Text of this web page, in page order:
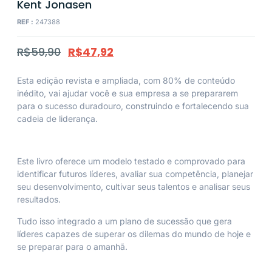
Kent Jonasen
REF : 247388
R$59,90 R$47,92
Esta edição revista e ampliada, com 80% de conteúdo
inédito, vai ajudar você e sua empresa a se prepararem
para o sucesso duradouro, construindo e fortalecendo sua
cadeia de liderança.
Este livro oferece um modelo testado e comprovado para
identificar futuros líderes, avaliar sua competência, planejar
seu desenvolvimento, cultivar seus talentos e analisar seus
resultados.
Tudo isso integrado a um plano de sucessão que gera
líderes capazes de superar os dilemas do mundo de hoje e
se preparar para o amanhã.